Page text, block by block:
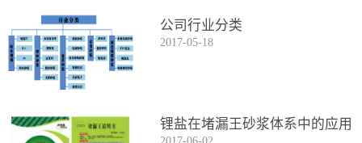
公司行业分类
2017-05-18
锂盐在堵漏王砂浆体系中的应用